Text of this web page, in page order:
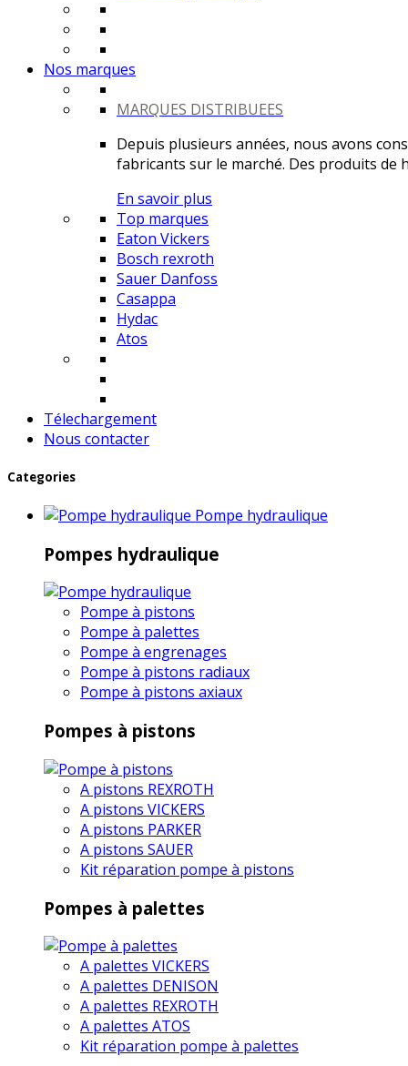
Nos marques
MARQUES DISTRIBUEES
Depuis plusieurs années, nous avons
fabricants sur le marché. Des produits de
En savoir plus
Top marques
Eaton Vickers
Bosch rexroth
Sauer Danfoss
Casappa
Hydac
Atos
Télechargement
Nous contacter
Categories
Pompe hydraulique
Pompes hydraulique
Pompe à pistons
Pompe à palettes
Pompe à engrenages
Pompe à pistons radiaux
Pompe à pistons axiaux
Pompes à pistons
A pistons REXROTH
A pistons VICKERS
A pistons PARKER
A pistons SAUER
Kit réparation pompe à pistons
Pompes à palettes
A palettes VICKERS
A palettes DENISON
A palettes REXROTH
A palettes ATOS
Kit réparation pompe à palettes